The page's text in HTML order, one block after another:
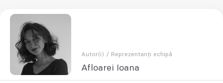
Autor(i) / Reprezentanți echipă
Afloarei Ioana